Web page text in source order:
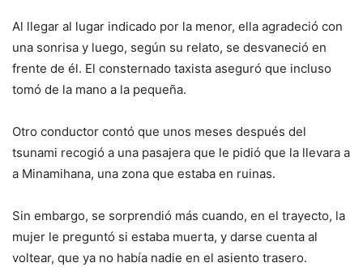
Al llegar al lugar indicado por la menor, ella agradeció con
una sonrisa y luego, según su relato, se desvaneció en
frente de él. El consternado taxista aseguró que incluso
tomó de la mano a la pequeña.
Otro conductor contó que unos meses después del
tsunami recogió a una pasajera que le pidió que la llevara a
a Minamihana, una zona que estaba en ruinas.
Sin embargo, se sorprendió más cuando, en el trayecto, la
mujer le preguntó si estaba muerta, y darse cuenta al
voltear, que ya no había nadie en el asiento trasero.